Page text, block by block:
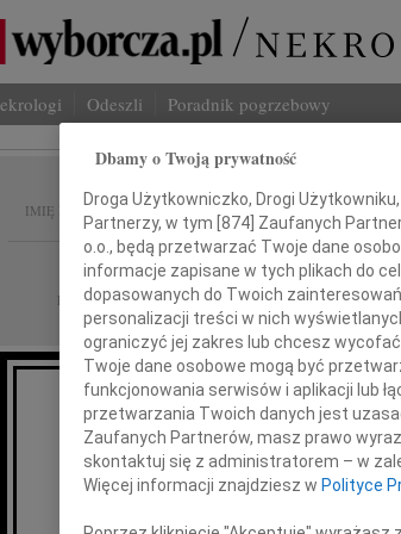
Odeszli Poradnik pogrzebowy
IMIĘ I NAZWISKO: Elżbieta Żywicka
REGION: Warszawa
DATA EMISJI: 26.09.2009
W dniu 24 września
zmarła w wieku 54
Dbamy o Twoją prywatność
Droga Użytkowniczko, Drogi
Partnerzy, w tym [874] Zaufanych
o.o., będą przetwarzać Twoje dane
informacje zapisane w tych plikach do
dopasowanych do Twoich
personalizacji treści w nich
ograniczyć jej zakres lub chcesz
Twoje dane osobowe mogą być
funkcjonowania serwisów i aplikacji lub
przetwarzania Twoich danych jest
Zaufanych Partnerów, masz prawo
skontaktuj się z administratorem – w
Więcej informacji znajdziesz w Polityce